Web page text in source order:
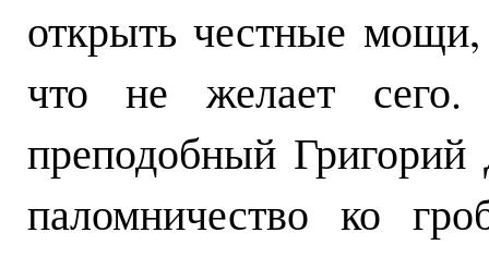
открыть честные
что не желает
преподобный
паломничество ко